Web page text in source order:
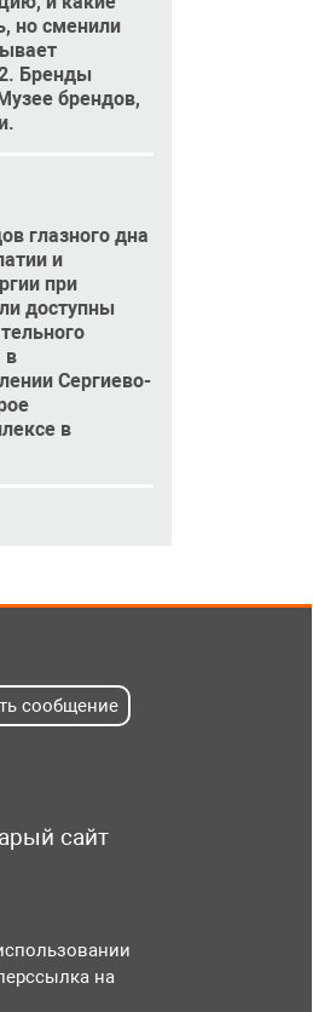
но сменили
Бренды
брендов,
глазного дна
и
при
доступны
в
Сергиево-
в
сообщение
сайт
на